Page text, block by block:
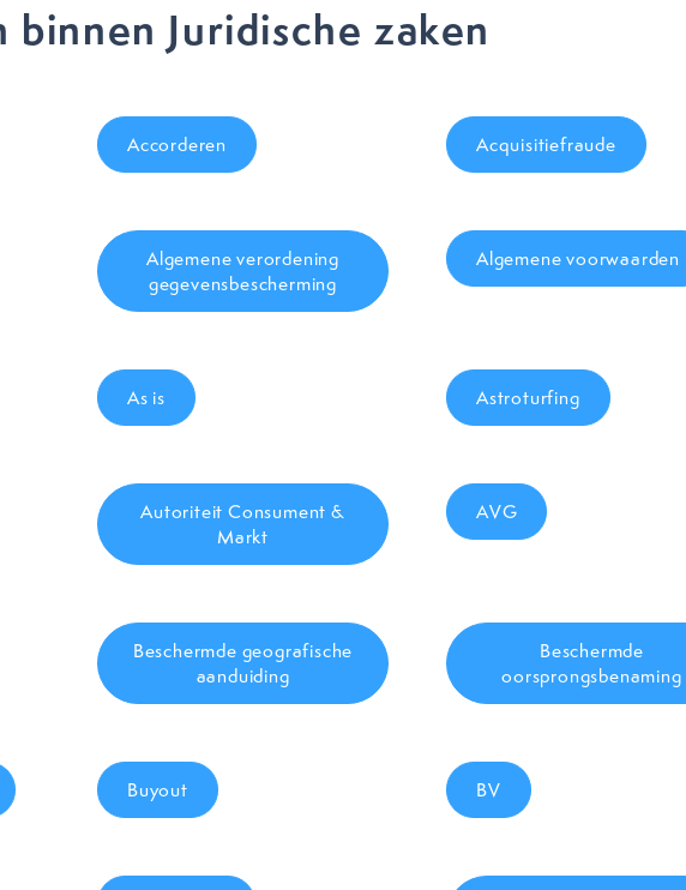
Juridische zaken
Accorderen Acquisitiefraude
Algemene verordening
gegevensbescherming
Algemene voorwaarden
As is Astroturfing
Autoriteit Consument &
Markt
AVG
Beschermde geografische
aanduiding
Beschermde
oorsprongsbenaming
Buyout BV